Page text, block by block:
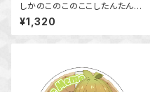
しかのこのこのここしたんたん
アクリルコースター 虎視 虎子
¥1,320